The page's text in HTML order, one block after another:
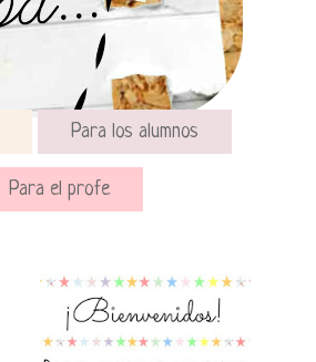
Para los alumnos
Para el profe